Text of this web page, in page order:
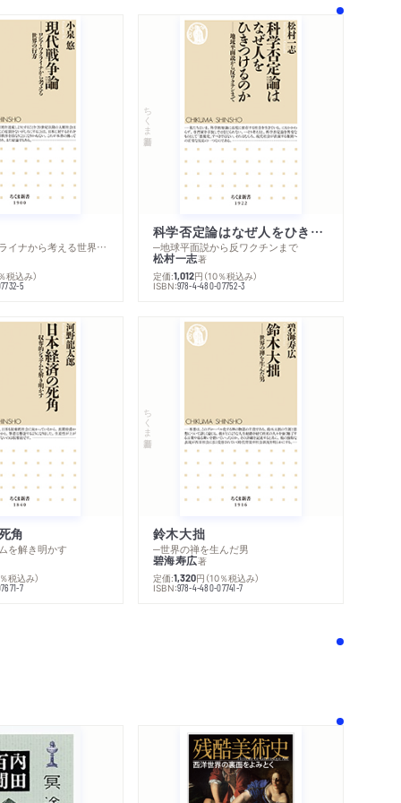
生」を生きるとは／「否定」する人間／ビアト
「不肖の息子」
的霊性は禅と浄土系思想にあり／奈良・平安
鸞の霊性／永遠の「今」を生きる／肯定は否
仏教界への批判／神道を徹底的に批判する／
者との密接なつながり／世界的な禅ブームの到
か？／岡村美穂子との出会い
芸術に通じるものとは／「止まる」ことのない
理学」／俳句の傑作はいかにして生まれるか／
蕉の俳句を『聖書』から読む／洋の東西の心を
リズム／ケストラーの痛烈な禅批判／ビート
ルトとの親密な交流／エックハルトとは誰か
─ロシア・ウクライナから考える世界の行方
税込み）
5
ちくま新書
科学否定論はなぜ人をひきつけるのか
─地球平面説から反ワクチンまで
松村一志著
定価:1,012円 （10％税込み）
ISBN:978-4-480-07752-3
角
を解き明かす
税込み）
7
ちくま新書
鈴木大拙
─世界の禅を生んだ男
碧海寿広著
定価:1,320円 （10％税込み）
ISBN:978-4-480-07741-7